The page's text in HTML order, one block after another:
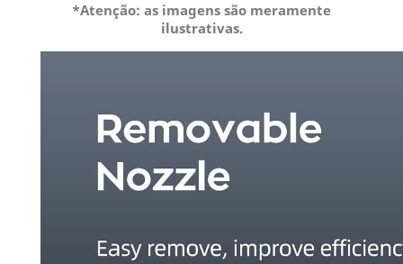
*Atenção: as imagens são meramente
ilustrativas.